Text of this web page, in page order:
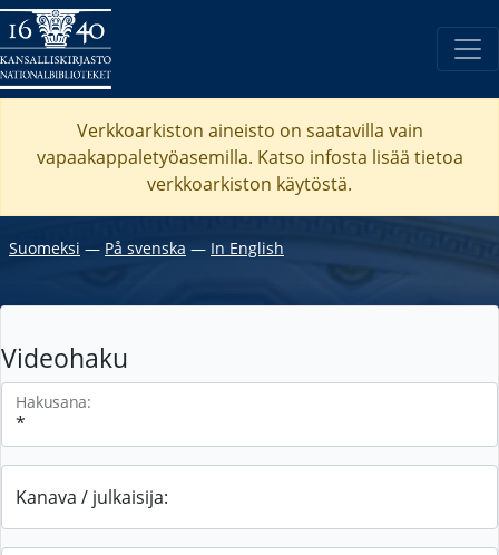
Verkkoarkiston aineisto on saatavilla vain
vapaakappaletyöasemilla. Katso infosta lisää tietoa
verkkoarkiston käytöstä.
Suomeksi ― På svenska ― In English
Videohaku
Hakusana:
Kanava / julkaisija: